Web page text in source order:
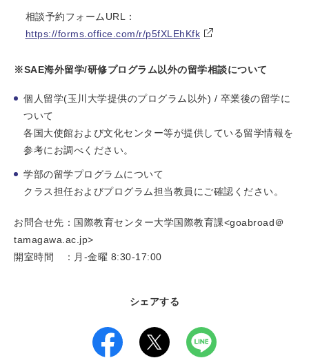
相談予約フォームURL：
https://forms.office.com/r/p5fXLEhKfk
※SAE海外留学/研修プログラム以外の留学相談について
個人留学(玉川大学提供のプログラム以外) / 卒業後の留学に
ついて
各国大使館および文化センター等が提供している留学情報を
参考にお調べください。
学部の留学プログラムについて
クラス担任およびプログラム担当教員にご確認ください。
お問合せ先：国際教育センター大学国際教育課<goabroad＠
tamagawa.ac.jp>
開室時間 ：月-金曜 8:30-17:00
シェアする